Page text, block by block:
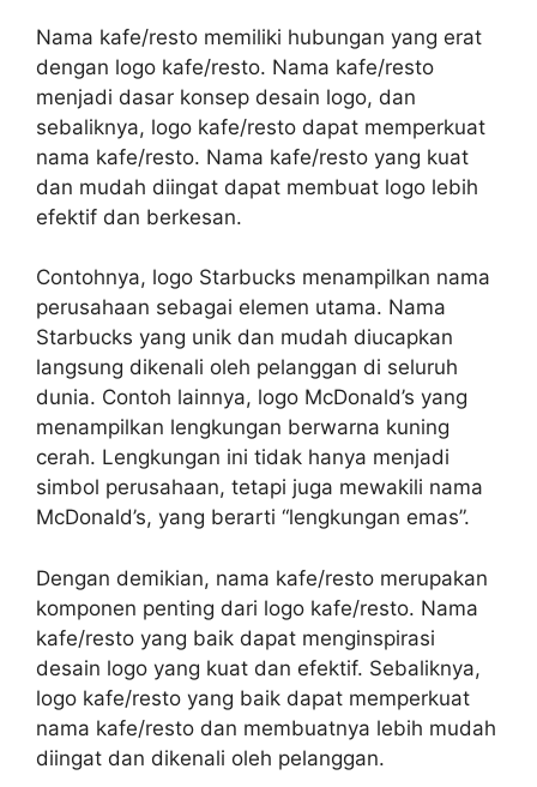
Nama kafe/resto memiliki hubungan yang erat
dengan logo kafe/resto. Nama kafe/resto
menjadi dasar konsep desain logo, dan
sebaliknya, logo kafe/resto dapat memperkuat
nama kafe/resto. Nama kafe/resto yang kuat
dan mudah diingat dapat membuat logo lebih
efektif dan berkesan.
Contohnya, logo Starbucks menampilkan nama
perusahaan sebagai elemen utama. Nama
Starbucks yang unik dan mudah diucapkan
langsung dikenali oleh pelanggan di seluruh
dunia. Contoh lainnya, logo McDonald’s yang
menampilkan lengkungan berwarna kuning
cerah. Lengkungan ini tidak hanya menjadi
simbol perusahaan, tetapi juga mewakili nama
McDonald’s, yang berarti “lengkungan emas”.
Dengan demikian, nama kafe/resto merupakan
komponen penting dari logo kafe/resto. Nama
kafe/resto yang baik dapat menginspirasi
desain logo yang kuat dan efektif. Sebaliknya,
logo kafe/resto yang baik dapat memperkuat
nama kafe/resto dan membuatnya lebih mudah
diingat dan dikenali oleh pelanggan.